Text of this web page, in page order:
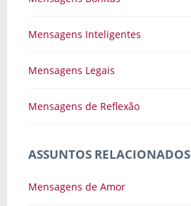
Mensagens Inteligentes
Mensagens Legais
Mensagens de Reflexão
ASSUNTOS RELACIONADOS
Mensagens de Amor